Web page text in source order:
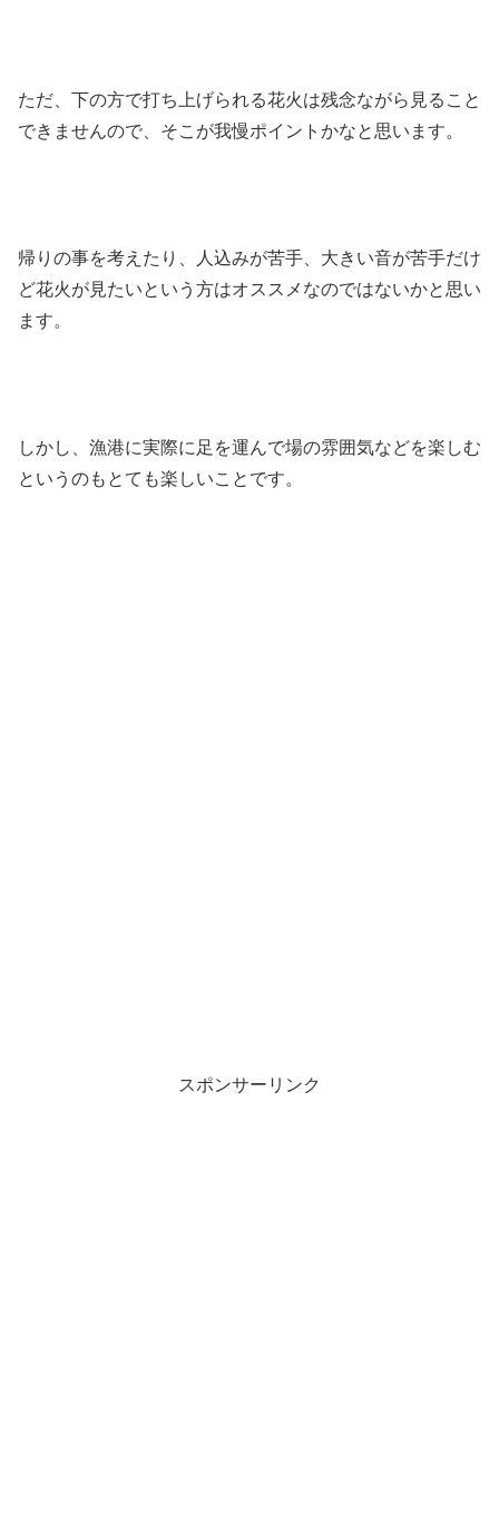
ただ、下の方で打ち上げられる花火は残念ながら見ること
できませんので、そこが我慢ポイントかなと思います。
帰りの事を考えたり、人込みが苦手、大きい音が苦手だけ
ど花火が見たいという方はオススメなのではないかと思い
ます。
しかし、漁港に実際に足を運んで場の雰囲気などを楽しむ
というのもとても楽しいことです。
スポンサーリンク